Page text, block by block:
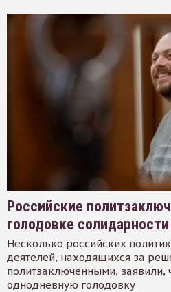
Российские
голодовке
Несколько российских
деятелей, находящихся за
политзаключенными, заявили,
однодневную голодовку